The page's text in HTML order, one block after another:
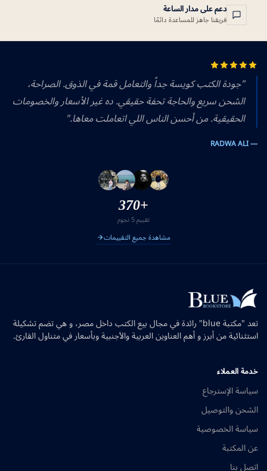
دعم على مدار الساعة
فريقنا جاهز للمساعدة دائمًا
"جودة الكتب كويسة جداً والتعامل قمة في الذوق. الصراحة،
الشحن سريع والحاجة تحفة حقيقي. ده غير الأسعار والخصومات
الحقيقية. من أحسن الناس اللي اتعاملت معاها."
— RADWA ALI
+370
تقييم 5 نجوم
مشاهدة جميع التقييمات
تعد "مكتبة blue" رائدة في مجال بيع الكتب داخل مصر، و هي تضم تشكيلة
استثنائية من أبرز و أهم العناوين العربية والأجنبية وبأسعار في متناول القارئ.
خدمة العملاء
سياسة الإسترجاع
الشحن والتوصيل
سياسة الخصوصية
عن المكتبة
اتصل بنا